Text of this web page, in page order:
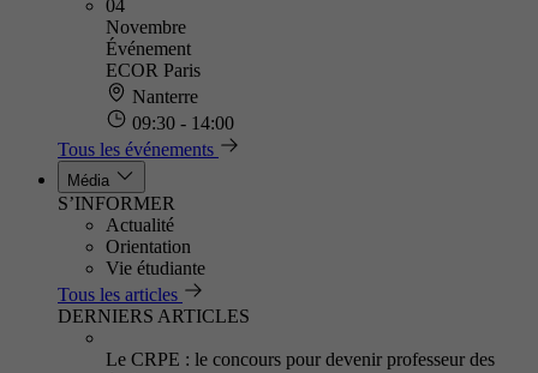
04
Novembre
Événement
ECOR Paris
Nanterre
09:30 - 14:00
Tous les événements
Média
S’INFORMER
Actualité
Orientation
Vie étudiante
Tous les articles
DERNIERS ARTICLES
Le CRPE : le concours pour devenir professeur des